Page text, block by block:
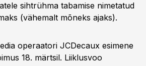
sihtrühma tabamise nimetatud
(vähemalt mõneks ajaks).
operaatori JCDecaux esimene
18. märtsil. Liiklusvoo